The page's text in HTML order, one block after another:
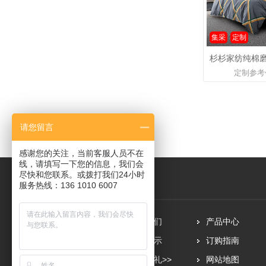
集采 定制
定制参
网站首页 关于我们
产品中心
案例展示
订购指南
更多好礼>> 网站地图
请您留言
感谢您的关注，当前客服人员不在
线，请填写一下您的信息，我们会
尽快和您联系。或拨打我们24小时
服务热线：136 1010 6007